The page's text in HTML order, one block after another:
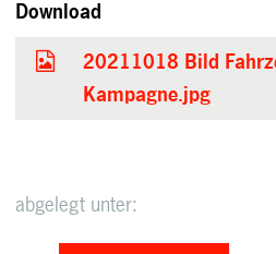
Download
20211018 Bild
Kampagne.jpg
abgelegt unter: